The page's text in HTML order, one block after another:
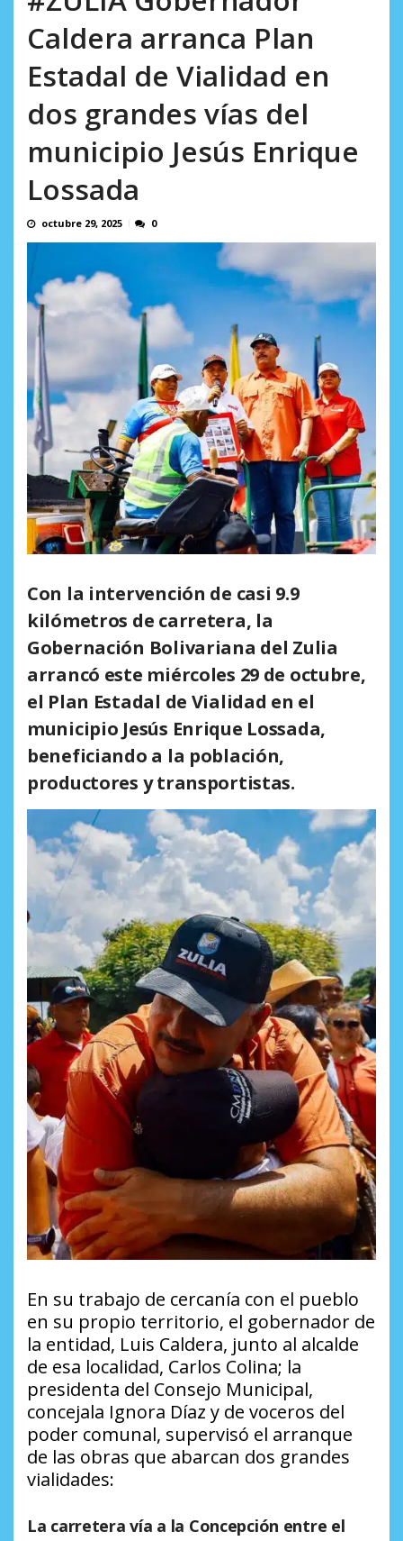
Caldera arranca Plan
Estadal de Vialidad en
dos grandes vías del
municipio Jesús Enrique
Lossada
octubre 29, 2025 0
Con la intervención de casi 9.9
kilómetros de carretera, la
Gobernación Bolivariana del Zulia
arrancó este miércoles 29 de octubre,
el Plan Estadal de Vialidad en el
municipio Jesús Enrique Lossada,
beneficiando a la población,
productores y transportistas.
En su trabajo de cercanía con el pueblo
en su propio territorio, el gobernador de
la entidad, Luis Caldera, junto al alcalde
de esa localidad, Carlos Colina; la
presidenta del Consejo Municipal,
concejala Ignora Díaz y de voceros del
poder comunal, supervisó el arranque
de las obras que abarcan dos grandes
vialidades:
La carretera vía a la Concepción entre el